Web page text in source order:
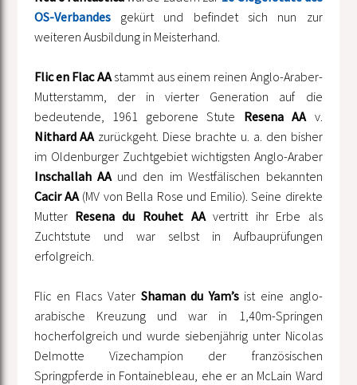
OS-Verbandesgekürt und befindet sich nun zur
weiteren Ausbildung in Meisterhand.
Flic en Flac AAstammt aus einem reinen Anglo-Araber-
Mutterstamm, der in vierter Generation auf die
bedeutende, 1961 geborene Stute Resena AAv.
Nithard AAzurückgeht. Diese brachte u. a. den bisher
im Oldenburger Zuchtgebiet wichtigsten Anglo-Araber
Inschallah AAund den im Westfälischen bekannten
Cacir AA(MV von Bella Rose und Emilio). Seine direkte
Mutter Resena du Rouhet AAvertritt ihr Erbe als
Zuchtstute und war selbst in Aufbauprüfungen
erfolgreich.
Flic en Flacs Vater Shaman du Yam’sist eine anglo-
arabische Kreuzung und war in 1,40m-Springen
hocherfolgreich und wurde siebenjährig unter Nicolas
Delmotte Vizechampion der französischen
Springpferde in Fontainebleau, ehe er an McLain Ward